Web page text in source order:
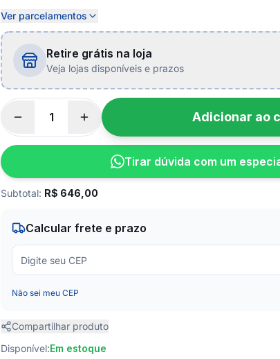
Ver parcelamentos
Retire grátis na loja
Veja lojas disponíveis e prazos
Adicionar ao
Tirar dúvida com um
Subtotal: R$ 646,00
Calcular frete e prazo
Não sei meu CEP
Compartilhar produto
Disponível:Em estoque